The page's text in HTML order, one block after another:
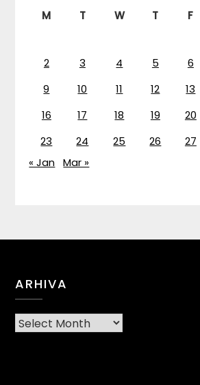
M T W T F
2
3 4 5 6
9
10 11 12 13
16
17 18 19 20
23
24 25 26 27
« Jan Mar »
ARHIVA
Arhiva